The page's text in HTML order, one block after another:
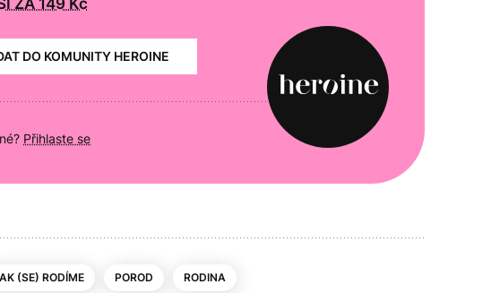
ZA 149 Kč
DO KOMUNITY HEROINE
Přihlaste se
(SE) RODÍME POROD RODINA